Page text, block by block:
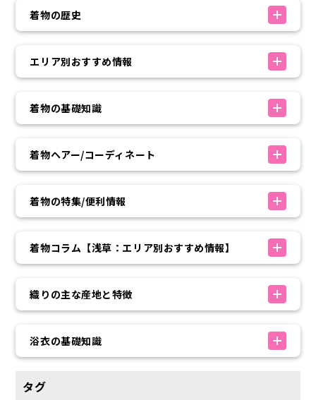
着物の歴史
エリア別おすすめ情報
着物の基礎知識
着物ヘアー/コーディネート
着物の特集/便利情報
着物コラム【浅草：エリア別おすすめ情報】
織りの主な産地と特徴
浴衣の基礎知識
タグ